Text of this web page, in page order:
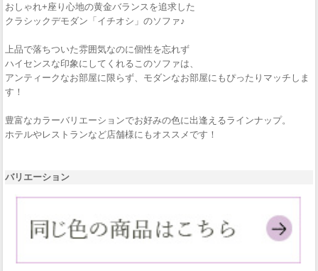
おしゃれ+座り心地の黄金バランスを追求した
クラシックデモダン「イチオシ」のソファ♪
上品で落ちついた雰囲気なのに個性を忘れず
ハイセンスな印象にしてくれるこのソファは、
アンティークなお部屋に限らず、モダンなお部屋にもぴったりマッチしま
す！
豊富なカラーバリエーションでお好みの色に出逢えるラインナップ。
ホテルやレストランなど店舗様にもオススメです！
バリエーション